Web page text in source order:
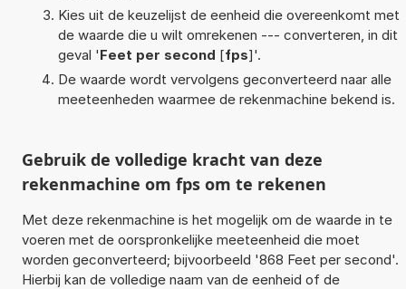
Kies uit de keuzelijst de eenheid die overeenkomt met
de waarde die u wilt omrekenen --- converteren, in dit
geval 'Feet per second [fps]'.
De waarde wordt vervolgens geconverteerd naar alle
meeteenheden waarmee de rekenmachine bekend is.
Gebruik de volledige kracht van deze
rekenmachine om fps om te rekenen
Met deze rekenmachine is het mogelijk om de waarde in te
voeren met de oorspronkelijke meeteenheid die moet
worden geconverteerd; bijvoorbeeld '868 Feet per second'.
Hierbij kan de volledige naam van de eenheid of de